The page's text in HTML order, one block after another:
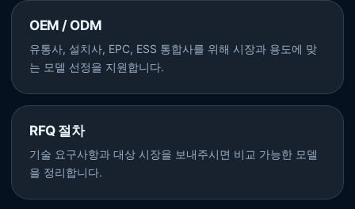
OEM / ODM
유통사, 설치사, EPC, ESS 통합사를 위해 시장과 용도에 맞
는 모델 선정을 지원합니다.
RFQ 절차
기술 요구사항과 대상 시장을 보내주시면 비교 가능한 모델
을 정리합니다.